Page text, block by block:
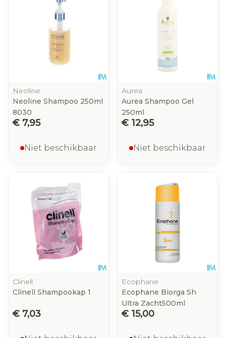
Neoline
Neoline Shampoo 250ml
8030
€ 7,95
Niet beschikbaar
Aurea
Aurea Shampoo Gel
250ml
€ 12,95
Niet beschikbaar
Clinell
Clinell Shampookap 1
€ 7,03
Ecophane
Ecophane Biorga Sh
Ultra Zacht500ml
€ 15,00